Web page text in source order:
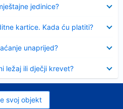
jedinice?
kartice. Kada ću platiti?
unaprijed?
ležaj ili dječji krevet?
svoj objekt